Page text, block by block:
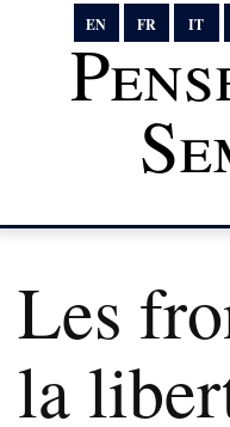
EN FR IT
Les
la